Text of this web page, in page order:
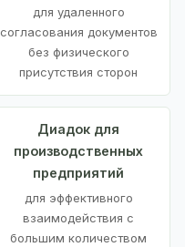
для удаленного
согласования документов
без физического
присутствия сторон
Диадок для
производственных
предприятий
для эффективного
взаимодействия с
большим количеством